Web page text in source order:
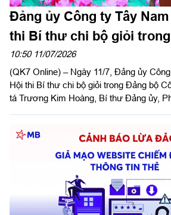
Đảng ủy Công ty Tây
thi Bí thư chi bộ giỏi
Công ty năm 2026
10:50 11/07/2026
(QK7 Online) – Ngày 11/7, Đảng ủy
Hội thi Bí thư chi bộ giỏi trong Đảng bộ
tá Trương Kim Hoàng, Bí thư Đảng ủy,